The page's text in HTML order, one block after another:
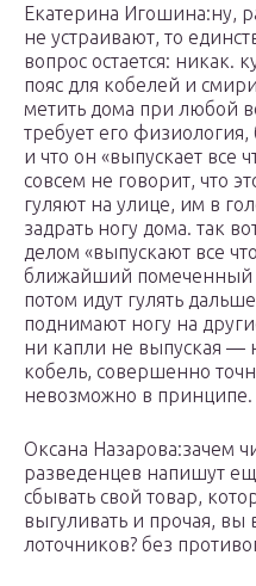
Екатерина Игошина:ну,
не устраивают, то
вопрос остается: никак.
пояс для кобелей и
метить дома при любой
требует его физиология,
и что он «выпускает все
совсем не говорит, что
гуляют на улице, им в
задрать ногу дома. так
делом «выпускают все
ближайший помеченный
потом идут гулять
поднимают ногу на
ни капли не выпуская —
кобель, совершенно
невозможно в принципе.
Оксана Назарова:зачем
разведенцев напишут
сбывать свой товар,
выгуливать и прочая, вы
лоточников? без